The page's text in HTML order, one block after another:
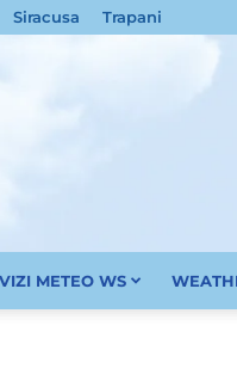
Siracusa Trapani
METEO WS